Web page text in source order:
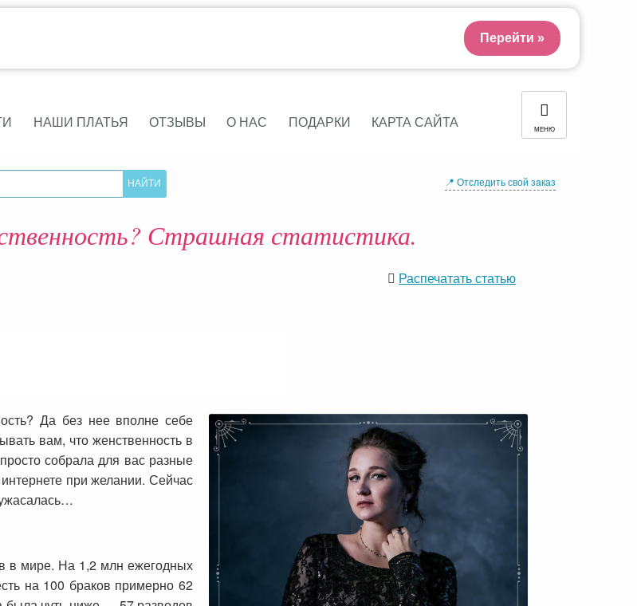
НАШИ ПЛАТЬЯ ОТЗЫВЫ О НАС ПОДАРКИ КАРТА САЙТА МЕНЮ
📍 Отследить свой заказ
Страшная статистика.
Распечатать статью
Да без нее вполне себе
вам, что женственность в
собрала для вас разные
при желании. Сейчас
в мире. На 1,2 млн ежегодных
на 100 браков примерно 62
Перейти »